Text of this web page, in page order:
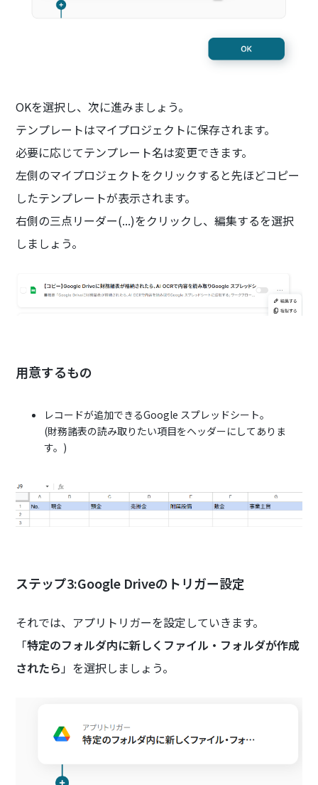
OKを選択し、次に進みましょう。
テンプレートはマイプロジェクトに保存されます。
必要に応じてテンプレート名は変更できます。
左側のマイプロジェクトをクリックすると先ほどコピー
したテンプレートが表示されます。
右側の三点リーダー(...)をクリックし、編集するを選択
しましょう。
用意するもの
レコードが追加できるGoogle スプレッドシート。
(財務諸表の読み取りたい項目をヘッダーにしてありま
す。)
ステップ3:Google Driveのトリガー設定
それでは、アプリトリガーを設定していきます。
「特定のフォルダ内に新しくファイル・フォルダが作成
されたら」を選択しましょう。